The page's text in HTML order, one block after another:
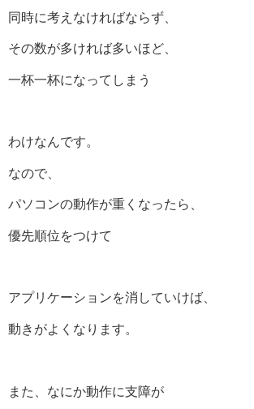
同時に考えなければならず、
その数が多ければ多いほど、
一杯一杯になってしまう
わけなんです。
なので、
パソコンの動作が重くなったら、
優先順位をつけて
アプリケーションを消していけば、
動きがよくなります。
また、なにか動作に支障が